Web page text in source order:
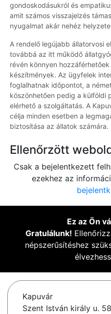
gondoskodásukról és
amit számos visszajelzés
nyugalmat akár nehéz
A rendelő legújabb állatorvosi
továbbá az itt működő
révén könnyen
készítmények. Az ügyfelek
foglalhatnak időpontot, a
köszönhetően pedig a külföldi
elérhető a szolgáltatás. A
célja minden esetben a
biztosítása az állatok számára.
Ellenőrzött
Csak a bejelentkezett
ezekhez az
Ez az Ön
Gratulálunk!
népszerűsítéshez
Kapuvár
Szent István király u. 58